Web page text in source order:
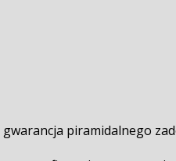
piramidalnego